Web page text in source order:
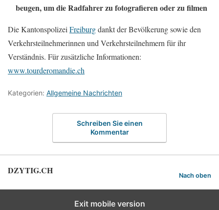
beugen, um die Radfahrer zu fotografieren oder zu filmen
Die Kantonspolizei Freiburgdankt der Bevölkerung sowie den
Verkehrsteilnehmerinnen und Verkehrsteilnehmern für ihr
Verständnis. Für zusätzliche Informationen:
www.tourderomandie.ch
Kategorien: Allgemeine Nachrichten
Schreiben Sie einen
Kommentar
DZYTIG.CH Nach oben
Exit mobile version